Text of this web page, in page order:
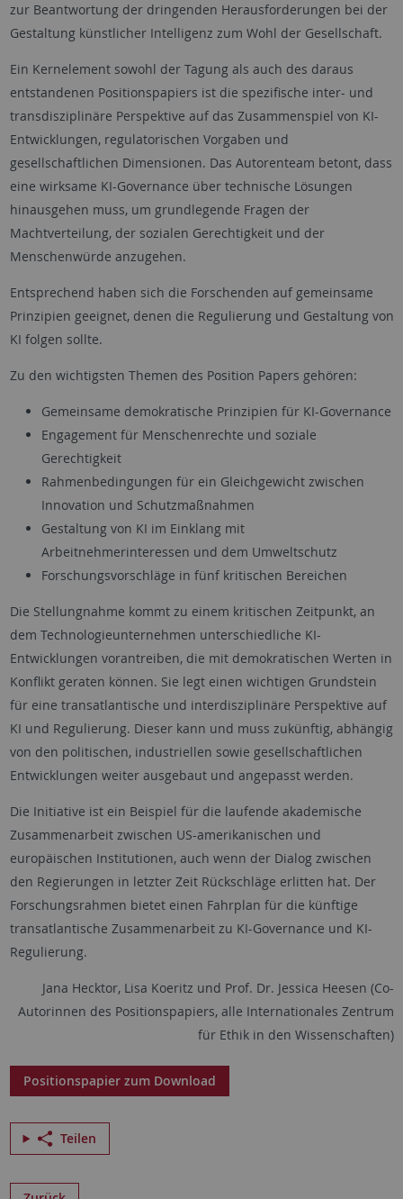
zur Beantwortung der dringenden Herausforderungen bei der
Gestaltung künstlicher Intelligenz zum Wohl der Gesellschaft.
Ein Kernelement sowohl der Tagung als auch des daraus
entstandenen Positionspapiers ist die spezifische inter- und
transdisziplinäre Perspektive auf das Zusammenspiel von KI-
Entwicklungen, regulatorischen Vorgaben und
gesellschaftlichen Dimensionen. Das Autorenteam betont, dass
eine wirksame KI-Governance über technische Lösungen
hinausgehen muss, um grundlegende Fragen der
Machtverteilung, der sozialen Gerechtigkeit und der
Menschenwürde anzugehen.
Entsprechend haben sich die Forschenden auf gemeinsame
Prinzipien geeignet, denen die Regulierung und Gestaltung von
KI folgen sollte.
Zu den wichtigsten Themen des Position Papers gehören:
Gemeinsame demokratische Prinzipien für KI-Governance
Engagement für Menschenrechte und soziale
Gerechtigkeit
Rahmenbedingungen für ein Gleichgewicht zwischen
Innovation und Schutzmaßnahmen
Gestaltung von KI im Einklang mit
Arbeitnehmerinteressen und dem Umweltschutz
Forschungsvorschläge in fünf kritischen Bereichen
Die Stellungnahme kommt zu einem kritischen Zeitpunkt, an
dem Technologieunternehmen unterschiedliche KI-
Entwicklungen vorantreiben, die mit demokratischen Werten in
Konflikt geraten können. Sie legt einen wichtigen Grundstein
für eine transatlantische und interdisziplinäre Perspektive auf
KI und Regulierung. Dieser kann und muss zukünftig, abhängig
von den politischen, industriellen sowie gesellschaftlichen
Entwicklungen weiter ausgebaut und angepasst werden.
Die Initiative ist ein Beispiel für die laufende akademische
Zusammenarbeit zwischen US-amerikanischen und
europäischen Institutionen, auch wenn der Dialog zwischen
den Regierungen in letzter Zeit Rückschläge erlitten hat. Der
Forschungsrahmen bietet einen Fahrplan für die künftige
transatlantische Zusammenarbeit zu KI-Governance und KI-
Regulierung.
Jana Hecktor, Lisa Koeritz und Prof. Dr. Jessica Heesen (Co-
Autorinnen des Positionspapiers, alle Internationales Zentrum
für Ethik in den Wissenschaften)
Positionspapier zum Download
Teilen